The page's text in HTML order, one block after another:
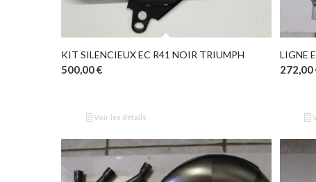
KIT SILENCIEUX EC R41 NOIR TRIUMPH
500,00€
Voir les détails
272,00